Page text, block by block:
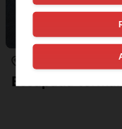
Escapada